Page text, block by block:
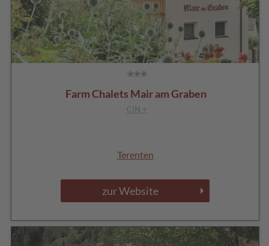
Farm Chalets Mair am Graben
CIN +
Terenten
zur Website